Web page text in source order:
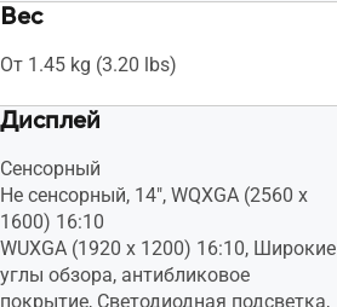
Вес
От 1.45 kg (3.20 lbs)
Дисплей
Сенсорный
Не сенсорный, 14", WQXGA (2560 x
1600) 16:10
WUXGA (1920 x 1200) 16:10, Широкие
углы обзора, антибликовое
покрытие, Светодиодная подсветка,